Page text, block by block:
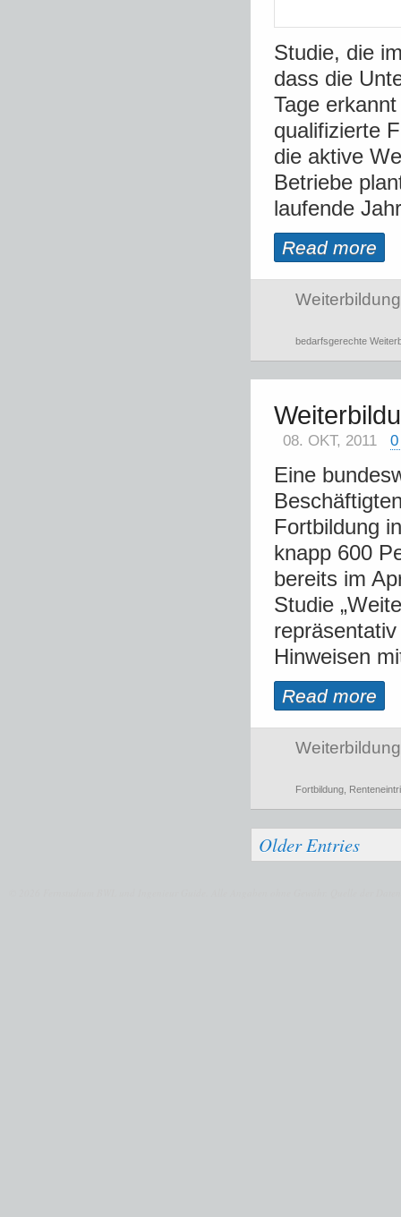
Studie, die
dass die
Tage
qualifizierte
die aktive
Betriebe
laufende
Read more
Weiterbildung
bedarfsgerechte
08. OKT, 2011
Eine
Fortbildung
knapp 600
bereits im
Studie
Hinweisen
Read more
Weiterbildung
Fortbildung
Older Entries